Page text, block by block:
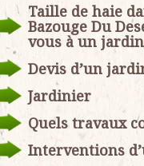
Taille de haie
Bazouge Du
vous à un
Devis d’un
Jardinier
Quels travaux
Interventions